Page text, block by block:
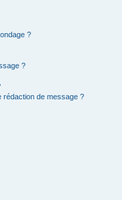
?
?
rédaction de message ?